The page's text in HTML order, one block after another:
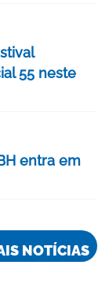
55 neste
entra em
NOTÍCIAS